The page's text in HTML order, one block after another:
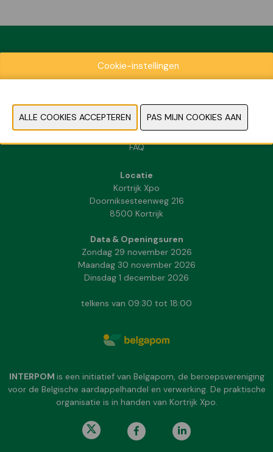
Exposantenlijst
Contact
Pers- en beeldmateriaal
FAQ
Locatie
Kortrijk Xpo
Doorniksesteenweg 216
8500 Kortrijk
Data & Openingsuren
Zondag 29 november 2026
Maandag 30 november 2026
Dinsdag 1 december 2026
telkens van 09:30 tot 18:00
INTERPOM is een initiatief van Belgapom, de beroepsvereniging
voor de Belgische aardappelhandel en verwerking. De praktische
organisatie is in handen van Kortrijk Xpo.
Cookie-instellingen